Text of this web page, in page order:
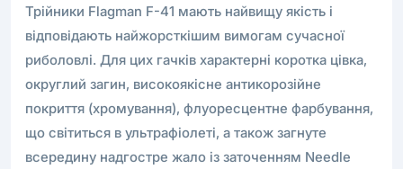
Трійники Flagman F-41 мають найвищу якість і
відповідають найжорсткішим вимогам сучасної
риболовлі. Для цих гачків характерні коротка цівка,
округлий загин, високоякісне антикорозійне
покриття (хромування), флуоресцентне фарбування,
що світиться в ультрафіолеті, а також загнуте
всередину надгостре жало із заточенням Needle